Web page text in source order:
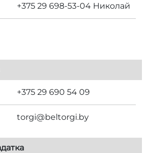
+375 29 698-53-04 Николай
+375 29 690 54 09
torgi@beltorgi.by